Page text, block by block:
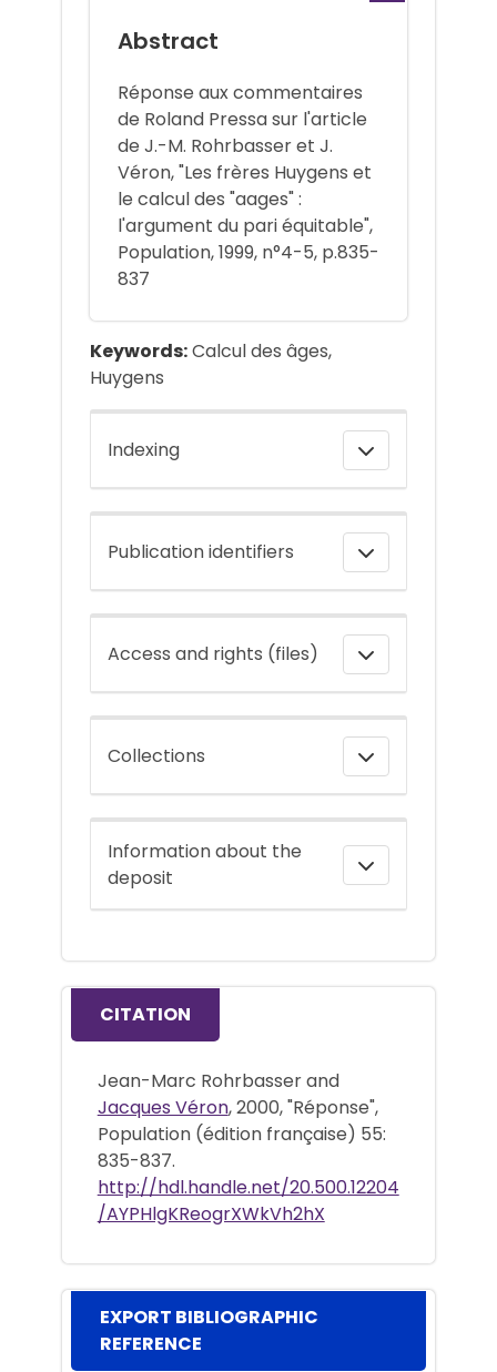
Abstract
Réponse aux commentaires
de Roland Pressa sur l'article
de J.-M. Rohrbasser et J.
Véron, "Les frères Huygens et
le calcul des "aages" :
l'argument du pari équitable",
Population, 1999, n°4-5, p.835-
837
Keywords:Calcul des âges,
Huygens
Indexing
Publication identifiers
Access and rights (files)
Collections
Information about the
deposit
CITATION
Jean-Marc Rohrbasser and
Jacques Véron, 2000, "Réponse",
Population (édition française) 55:
835-837.
http://hdl.handle.net/20.500.12204
/AYPHlgKReogrXWkVh2hX
EXPORT BIBLIOGRAPHIC
REFERENCE